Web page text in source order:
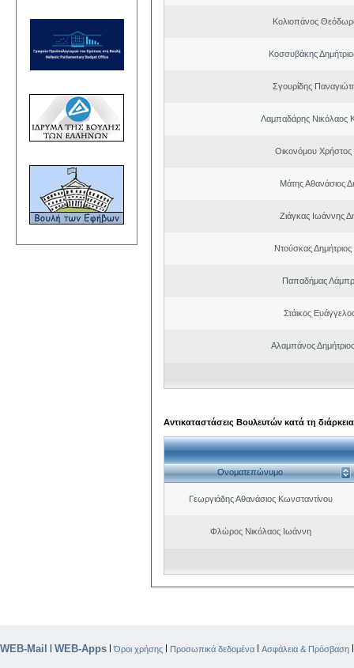
Κολιοπάνος
Κοσσυβάκης
Σγουρίδης
Λαμπαδάρης Νικόλαος
Οικονόμου Χρήστος
Μάτης Αθανάσιος
Ζιάγκας Ιωάννης
Ντούσκας
Παπαδήμας
Στάικος
Αλαμπάνος
Αντικαταστάσεις Βουλευτών κατά τη
Ονοματεπώνυμο
Γεωργιάδης Αθανάσιος Κωνσταντίνου
Φλώρος Νικόλαος Ιωάννη
WEB-Mail | WEB-Apps |Όροι χρήσης | Προσωπικά δεδομένα | Ασφάλεια & Πρόσβαση